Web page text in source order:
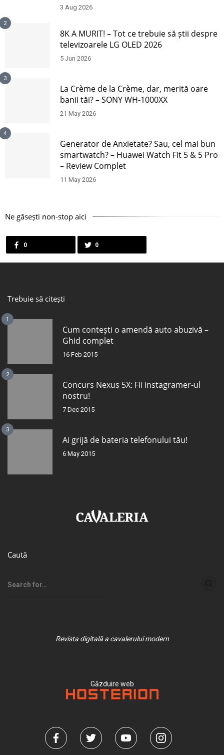
3 Aug 2026
2
8K A MURIT! – Tot ce trebuie să știi despre
televizoarele LG OLED 2026
5 Jun 2026
3
La Crème de la Crème, dar, merită oare
banii tăi? – SONY WH-1000XX
21 May 2026
4
Generator de Anxietate? Sau, cel mai bun
smartwatch? – Huawei Watch Fit 5 & 5 Pro
– Review Complet
11 May 2026
Ne găsești non-stop aici
0 0
Trebuie să citești
1
Cum contești o amendă auto abuzivă –
Ghid complet
16 Feb 2015
2
Concurs Nexus 5X: Fii instagramer-ul
nostru!
7 Dec 2015
3
Ai grijă de bateria telefonului tău!
6 May 2015
Caută
Revista digitală a cavalerului modern
Găzduire web